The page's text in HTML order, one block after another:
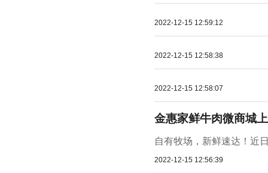
2022-12-15 12:59:12
2022-12-15 12:58:38
2022-12-15 12:58:07
金惠家鲜牛肉微商城
自有牧场，新鲜速达！近
2022-12-15 12:56:39